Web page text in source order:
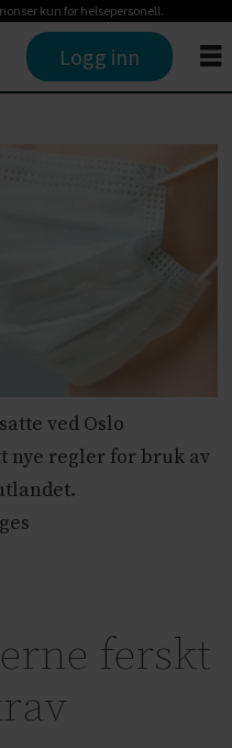
kun for helsepersonell.
Logg inn
ved Oslo
nye regler for bruk av
ferskt